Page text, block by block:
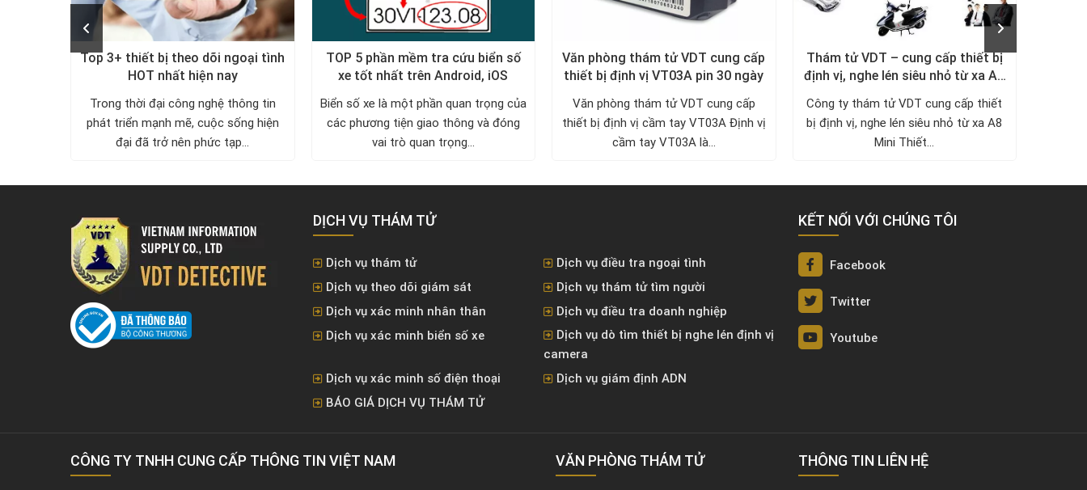
Top 3+ thiết bị theo dõi ngoại tình
HOT nhất hiện nay
Trong thời đại công nghệ thông tin
phát triển mạnh mẽ, cuộc sống hiện
đại đã trở nên phức tạp...
TOP 5 phần mềm tra cứu biển số
xe tốt nhất trên Android, iOS
Biển số xe là một phần quan trọng của
các phương tiện giao thông và đóng
vai trò quan trọng...
Văn phòng thám tử VDT cung cấp
thiết bị định vị VT03A pin 30 ngày
Văn phòng thám tử VDT cung cấp
thiết bị định vị cầm tay VT03A Định vị
cầm tay VT03A là...
Thám tử VDT – cung cấp thiết bị
định vị, nghe lén siêu nhỏ từ xa A8
Công ty thám tử VDT cung cấp thiết
bị định vị, nghe lén siêu nhỏ từ xa A8
Mini Thiết...
DỊCH VỤ THÁM TỬ
Dịch vụ thám tử
Dịch vụ điều tra ngoại tình
Dịch vụ theo dõi giám sát
Dịch vụ thám tử tìm người
Dịch vụ xác minh nhân thân
Dịch vụ điều tra doanh nghiệp
Dịch vụ xác minh biển số xe
Dịch vụ dò tìm thiết bị nghe lén định vị
camera
Dịch vụ xác minh số điện thoại
Dịch vụ giám định ADN
BÁO GIÁ DỊCH VỤ THÁM TỬ
KẾT NỐI VỚI CHÚNG TÔI
Facebook
Twitter
Youtube
CÔNG TY TNHH CUNG CẤP THÔNG TIN VIỆT NAM VĂN PHÒNG ​THÁM TỬ THÔNG TIN LIÊN HỆ